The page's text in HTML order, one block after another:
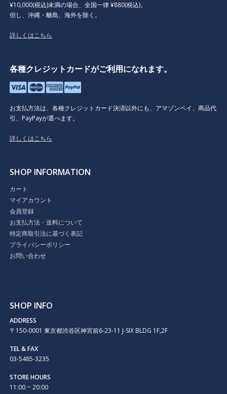
¥10,000(税込)未満の場合、全国一律 ¥880(税込)。
但し、沖縄・離島、海外を除く。
詳しくはこちら
各種クレジットカードがご利用になれます。
お支払方法は、各種クレジットカード決済以外にも、アマゾンペイ、商品代
引、PayPayが選べます。
詳しくはこちら
SHOP INFORMATION
カート
マイアカウント
会員登録
お支払方法・送料について
特定商取引法に基づく表記
プライバシーポリシー
お問い合わせ
SHOP INFO
ADDRESS
〒150-0001 東京都渋谷区神宮前6-23-11 J-SIX BLDG 1F,2F
TEL & FAX
03-5485-3235
STORE HOURS
11:00 ~ 20:00